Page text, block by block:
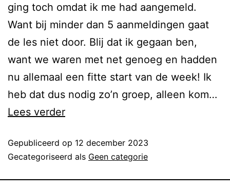
ging toch omdat ik me had aangemeld.
Want bij minder dan 5 aanmeldingen gaat
de les niet door. Blij dat ik gegaan ben,
want we waren met net genoeg en hadden
nu allemaal een fitte start van de week! Ik
heb dat dus nodig zo’n groep, alleen kom…
Lees verder
Gepubliceerd op 12 december 2023
Gecategoriseerd als Geen categorie